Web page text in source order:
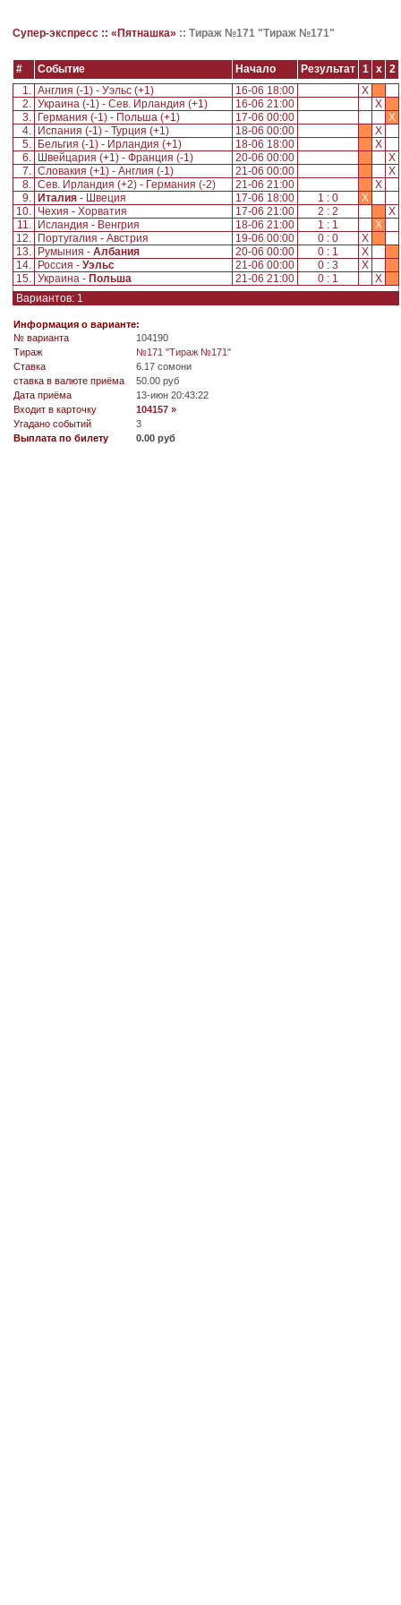
Супер-экспресс :: «Пятнашка» :: Тираж №171 "Тираж №171"
# Событие Начало Результат 1 x
2
1. Англия (-1) - Уэльс (+1) 16-06 18:00
X
2. Украина (-1) - Сев. Ирландия (+1) 16-06 21:00
X
3.
Германия (-1) - Польша (+1) 17-06 00:00
X
4.
Испания (-1) - Турция (+1) 18-06 00:00
X
5.
Бельгия (-1) - Ирландия (+1) 18-06 18:00
X
6.
Швейцария (+1) - Франция (-1) 20-06 00:00
X
7. Словакия (+1) - Англия (-1) 21-06 00:00
X
8. Сев. Ирландия (+2) - Германия (-2) 21-06 21:00
X
9.
Италия - Швеция 17-06 18:00 1 : 0
X
10. Чехия - Хорватия 17-06 21:00 2 : 2
X
11.
Исландия - Венгрия 18-06 21:00 1 : 1
X
12.
Португалия - Австрия 19-06 00:00 0 : 0
X
13.
Румыния - Албания 20-06 00:00 0 : 1
X
14.
Россия - Уэльс 21-06 00:00 0 : 3
X
15. Украина - Польша 21-06 21:00 0 : 1
X
Вариантов: 1
Информация о варианте:
№ варианта
104190
Tираж
№171 "Тираж №171"
Ставка
6.17 сомони
ставка в валюте приёма
50.00 руб
Дата приёма
13-июн 20:43:22
Входит в карточку
104157 »
Угадано событий
3
Выплата по билету
0.00 руб